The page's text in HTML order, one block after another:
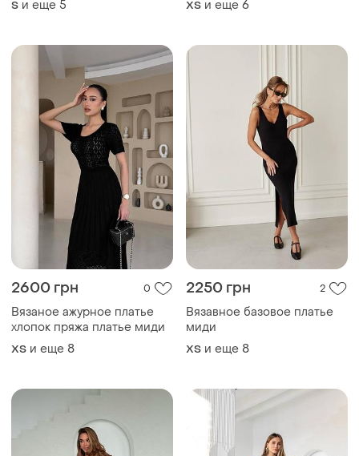
S и еще 5 ХS и еще 6
2600 грн 0
Вязаное ажурное платье
хлопок пряжа платье миди
ХS и еще 8
2250 грн 2
Вязавное базовое платье
миди
ХS и еще 8